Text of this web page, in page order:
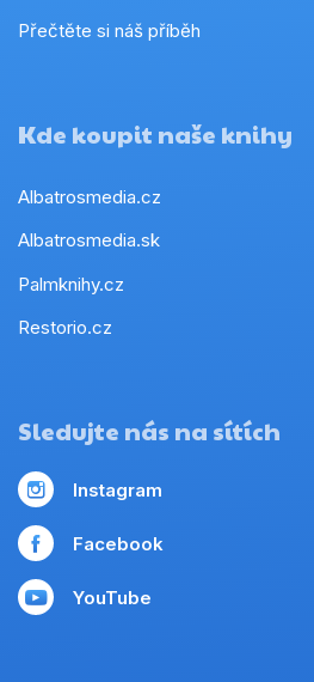
Přečtěte si náš příběh
Kde koupit naše knihy
Albatrosmedia.cz
Albatrosmedia.sk
Palmknihy.cz
Restorio.cz
Sledujte nás na sítích
Instagram
Facebook
YouTube